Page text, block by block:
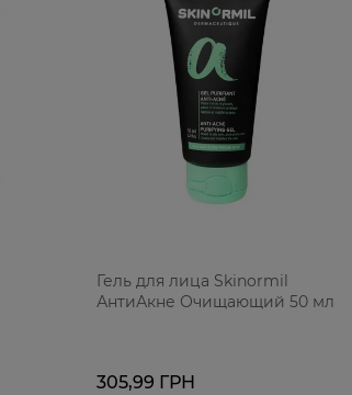
Гель для лица Skinormil
АнтиАкне Очищающий 50 мл
305,99 ГРН